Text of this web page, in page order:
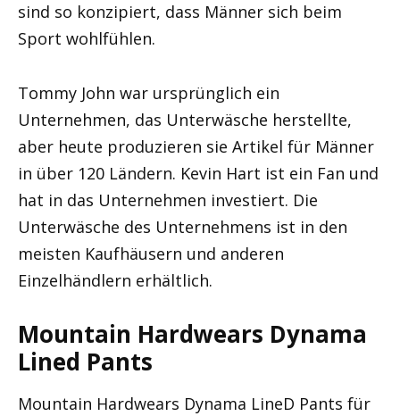
sind so konzipiert, dass Männer sich beim
Sport wohlfühlen.
Tommy John war ursprünglich ein
Unternehmen, das Unterwäsche herstellte,
aber heute produzieren sie Artikel für Männer
in über 120 Ländern. Kevin Hart ist ein Fan und
hat in das Unternehmen investiert. Die
Unterwäsche des Unternehmens ist in den
meisten Kaufhäusern und anderen
Einzelhändlern erhältlich.
Mountain Hardwears Dynama
Lined Pants
Mountain Hardwears Dynama LineD Pants für